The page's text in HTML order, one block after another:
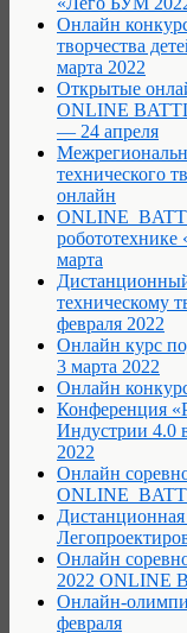
Онлайн
творчества
марта 2022
Открытые
ONLINE
— 24 апреля
технического
онлайн
марта
техническому
февраля 2022
Онлайн курс
3 марта 2022
Онлайн
Конференция
Индустрии 4.0
2022
Онлайн
Онлайн
2022 ONLINE
Онлайн-
февраля